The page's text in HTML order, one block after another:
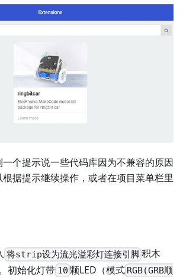
个提示说一些代码库因为不兼容的原因
据提示继续操作，或者在项目菜单栏里
将strip设为流光溢彩灯连接引脚 积木
初始化灯带 10 颗LED（模式 RGB(GRB顺